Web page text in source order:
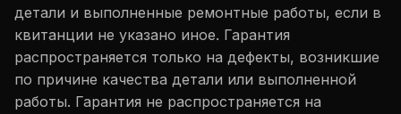
детали и выполненные ремонтные работы, если в
квитанции не указано иное. Гарантия
распространяется только на дефекты, возникшие
по причине качества детали или выполненной
работы. Гарантия не распространяется на